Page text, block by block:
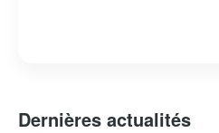
Dernières actualités